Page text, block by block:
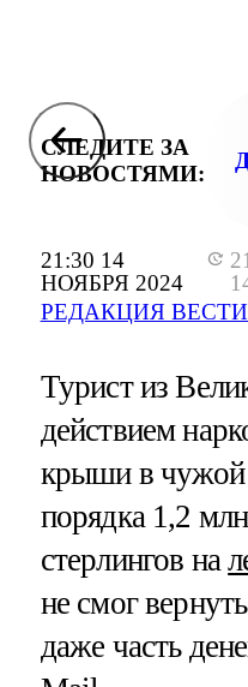
21:30 14
НОЯБРЯ 2024
РЕДАКЦИЯ
СЛЕДИТЕ ЗА
НОВОСТЯМИ:
Турист из
действием
крыши в чужой
порядка 1,2
стерлингов на
не смог
даже часть